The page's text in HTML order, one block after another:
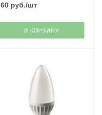
60руб./шт
В КОРЗИНУ